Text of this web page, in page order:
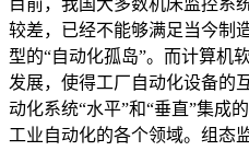
目前，我国大多数机床监控系
较差，已经不能够满足当今制
型的“自动化孤岛”。而计算机
发展，使得工厂自动化设备的
动化系统“水平”和“垂直”集成
工业自动化的各个领域。组态